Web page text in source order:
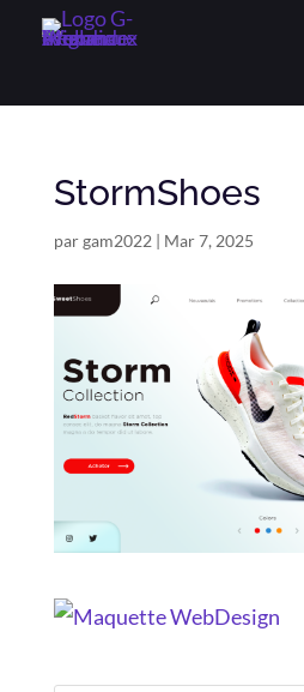
StormShoes
pargam2022 | Mar 7, 2025